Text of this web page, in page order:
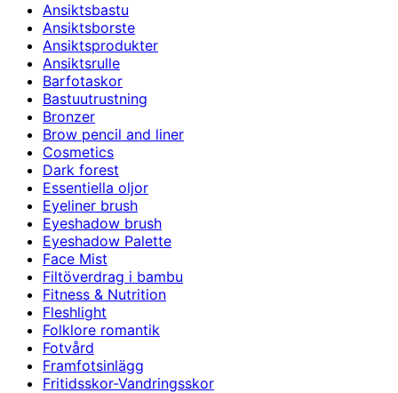
Ansiktsbastu
Ansiktsborste
Ansiktsprodukter
Ansiktsrulle
Barfotaskor
Bastuutrustning
Bronzer
Brow pencil and liner
Cosmetics
Dark forest
Essentiella oljor
Eyeliner brush
Eyeshadow brush
Eyeshadow Palette
Face Mist
Filtöverdrag i bambu
Fitness & Nutrition
Fleshlight
Folklore romantik
Fotvård
Framfotsinlägg
Fritidsskor-Vandringsskor